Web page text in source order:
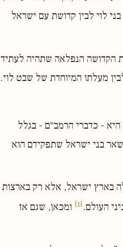
לוי לבין קדושת עם ישראל
הקדושה הנפלאה שתהיה לעתיד
מעלתו המיוחדת של שבט לוי.
- כדברי הרמב״ם - בגלל
בני ישראל שתפקידם הוא
בארץ ישראל, אלא רק בארצות
העולם. [1]
ומכאן, שגם אז